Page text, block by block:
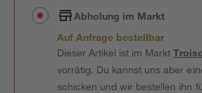
Abholung im Markt
Auf Anfrage bestellbar
Dieser Artikel ist im Markt
vorrätig. Du kannst uns aber
schicken und wir bestellen ihn